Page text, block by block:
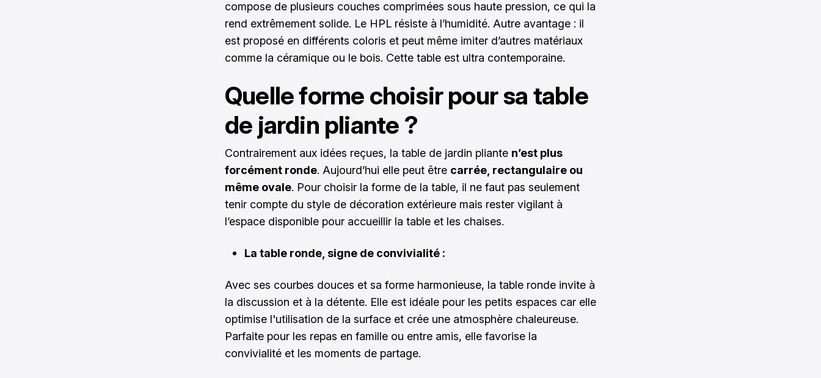
compose de plusieurs couches comprimées sous haute pression, ce qui la
rend extrêmement solide. Le HPL résiste à l’humidité. Autre avantage : il
est proposé en différents coloris et peut même imiter d’autres matériaux
comme la céramique ou le bois. Cette table est ultra contemporaine.
Quelle forme choisir pour sa table
de jardin pliante ?
Contrairement aux idées reçues, la table de jardin pliante n’est plus
forcément ronde. Aujourd’hui elle peut être carrée, rectangulaire ou
même ovale. Pour choisir la forme de la table, il ne faut pas seulement
tenir compte du style de décoration extérieure mais rester vigilant à
l’espace disponible pour accueillir la table et les chaises.
La table ronde, signe de convivialité :
Avec ses courbes douces et sa forme harmonieuse, la table ronde invite à
la discussion et à la détente. Elle est idéale pour les petits espaces car elle
optimise l'utilisation de la surface et crée une atmosphère chaleureuse.
Parfaite pour les repas en famille ou entre amis, elle favorise la
convivialité et les moments de partage.